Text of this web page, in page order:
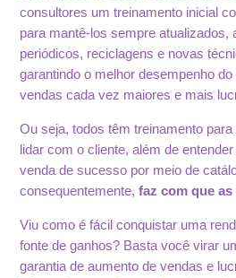
consultores um treinamento inicial
para mantê-los sempre atualizados,
periódicos, reciclagens e novas
garantindo o melhor desempenho
vendas cada vez maiores e mais
Ou seja, todos têm treinamento
lidar com o cliente, além de
venda de sucesso por meio de
consequentemente,faz com que
Viu como é fácil conquistar uma
fonte de ganhos? Basta você virar
garantia de aumento de vendas e